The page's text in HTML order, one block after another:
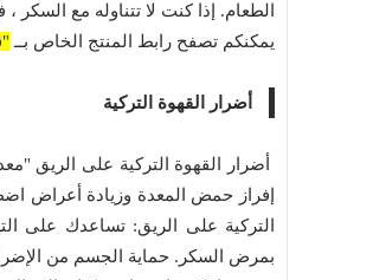
الطعام. إذا كنت لا تتناوله مع السكر
يمكنكم تصفح رابط المنتج الخاص بــ
أضرار القهوة التركية
أضرار القهوة التركية على الريق
إفراز حمض المعدة وزيادة أعراض
التركية على الريق: تساعدك على
بمرض السكر. حماية الجسم من